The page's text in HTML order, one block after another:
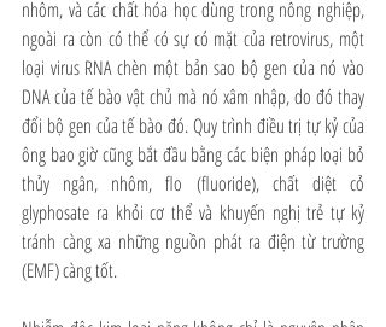
nhôm, và các chất hóa học dùng trong nông nghiệp,
ngoài ra còn có thể có sự có mặt của retrovirus, một
loại virus RNA chèn một bản sao bộ gen của nó vào
DNA của tế bào vật chủ mà nó xâm nhập, do đó thay
đổi bộ gen của tế bào đó. Quy trình điều trị tự kỷ của
ông bao giờ cũng bắt đầu bằng các biện pháp loại bỏ
thủy ngân, nhôm, flo (fluoride), chất diệt cỏ
glyphosate ra khỏi cơ thể và khuyến nghị trẻ tự kỷ
tránh càng xa những nguồn phát ra điện từ trường
(EMF) càng tốt.